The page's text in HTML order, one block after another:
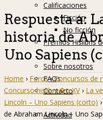
Calificaciones
Ficción
No ficción
Premios Hislibris
Info
Sobre nosotros
FAQs
Contacto
Hislibreños
Actividad
Respuesta a:
historia de
Uno Sapiens
Home › Foros › Concursos de
Concurso hislibre�o XV › La
Lincoln – Uno Sapiens (corto) ›
de Abraham Lincoln – Uno